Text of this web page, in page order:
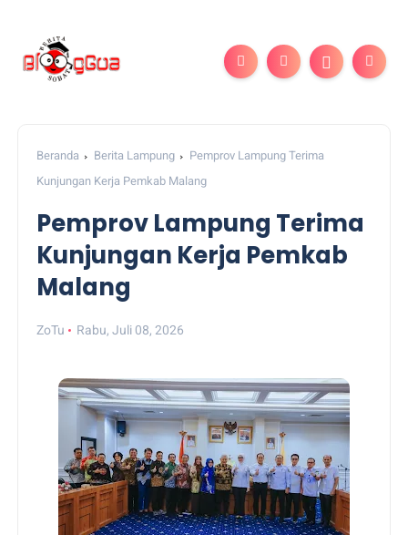
Beranda Berita Lampung
Pemprov Lampung Terima
Kunjungan Kerja Pemkab Malang
Pemprov Lampung Terima
Kunjungan Kerja Pemkab
Malang
ZoTu Rabu, Juli 08, 2026